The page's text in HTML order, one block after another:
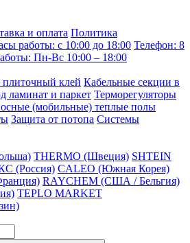
и оплата Политика
работы: с 10:00 до 18:00 Телефон: 8
Пн-Вс 10:00 – 18:00
плиточный клей Кабельные секции в
ламинат и паркет Терморегуляторы
(мобильные) теплые полы
Защита от потопа Системы
THERMO (Швеция) SHTEIN
(Россия) CALEO (Южная Корея)
RAYCHEM (США / Бельгия)
TEPLO MARKET